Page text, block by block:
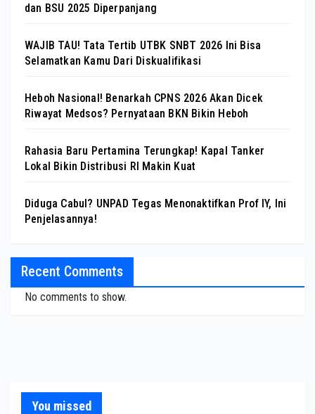
dan BSU 2025 Diperpanjang
WAJIB TAU! Tata Tertib UTBK SNBT 2026 Ini Bisa
Selamatkan Kamu Dari Diskualifikasi
Heboh Nasional! Benarkah CPNS 2026 Akan Dicek
Riwayat Medsos? Pernyataan BKN Bikin Heboh
Rahasia Baru Pertamina Terungkap! Kapal Tanker
Lokal Bikin Distribusi RI Makin Kuat
Diduga Cabul? UNPAD Tegas Menonaktifkan Prof IY, Ini
Penjelasannya!
Recent Comments
No comments to show.
You missed